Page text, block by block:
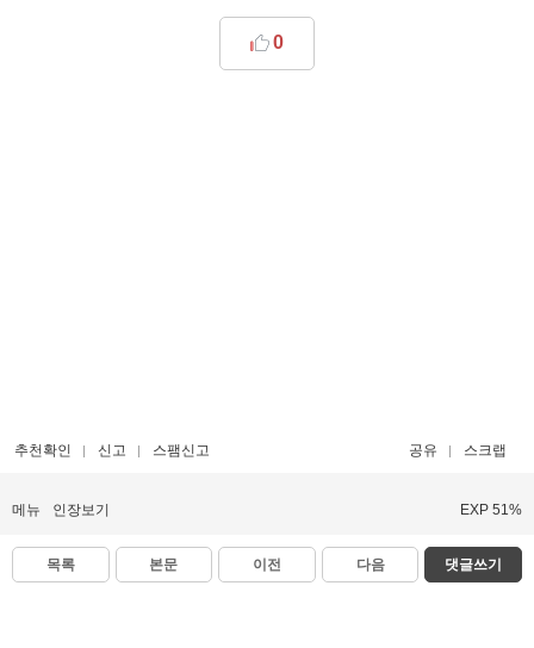
0
추천확인 신고 스팸신고 공유 스크랩
메뉴 인장보기 EXP 51%
목록 본문 이전 다음 댓글쓰기